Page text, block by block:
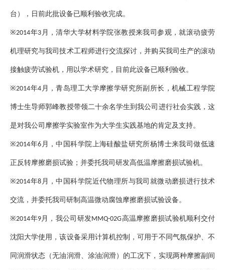
台），日前此批设备已顺利验收完成。
※2014年3 月，清华大学材料学院张教授来我司参观，就滚动疲劳
机理研究与我司技术工程师进行交流探讨，并购买我司生产的滚动
接触疲劳试验机，用以学术研究，目前此设备已顺利验收。
※2014年4 月，青岛理工大学摩擦学研究所副所长，机械工程学院
博士生导师郭峰教授带领二十余名学生到我公司进行社会实践，这
是对我公司摩擦学实验室作为大学生实践基地的肯定及支持。
※2014年6 月，中国科学院上海硅酸盐研究所杨博士来我司做低速
正反转摩擦磨损试验；并委托我司研发高低温摩擦磨损试验机。
※2014年8 月，中国科学院近代物理所与我司就微动磨损进行技术
交流，并委托我司研制高温微动腐蚀摩擦磨损试验设备。
※2014年9月，我公司研发MMQ-02G高温摩擦磨损试验机顺利交付
沈阳大学使用，该设备采用计算机控制，可用于不同气氛保护、不
同润滑状态（无油润滑、涂油润滑）的工况下，实现两种摩擦副间